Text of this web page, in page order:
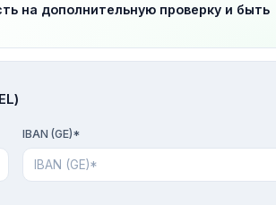
на дополнительную проверку и быть
IBAN (GE)*